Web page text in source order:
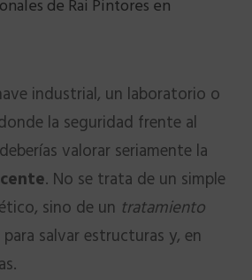
de Rai Pintores en
industrial, un laboratorio o
la seguridad frente al
valorar seriamente la
. No se trata de un simple
sino de un tratamiento
salvar estructuras y, en